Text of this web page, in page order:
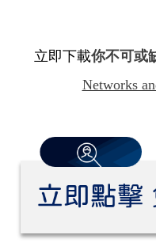
立即下載你不可或
Networks